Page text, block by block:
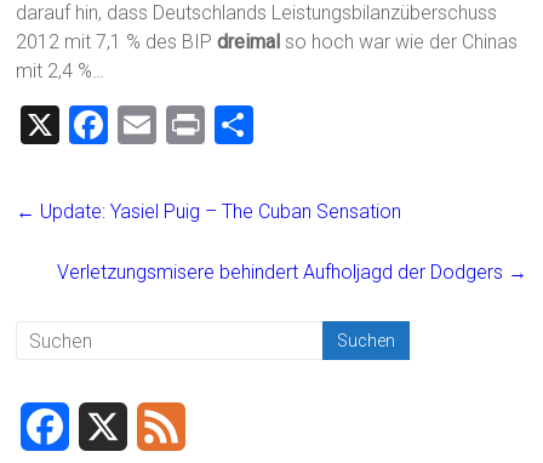
darauf hin, dass Deutschlands Leistungsbilanzüberschuss
2012 mit 7,1 % des BIPdreimal so hoch war wie der Chinas
mit 2,4 %…
X
F
ce
o
E
ai
Pr
t
e
← Update: Yasiel Puig – The Cuban Sensation
Verletzungsmisere behindert Aufholjagd der Dodgers →